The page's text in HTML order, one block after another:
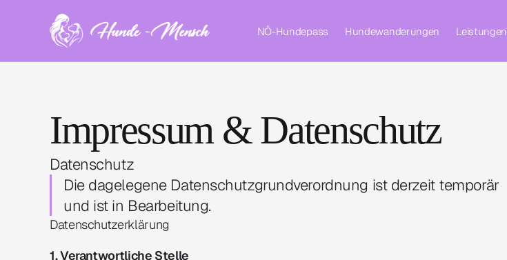
NÖ-Hundepass Hundewanderungen Leistungen
Impressum & Datenschutz
Datenschutz
Die dagelegene Datenschutzgrundverordnung ist derzeit temporär
und ist in Bearbeitung.
Datenschutzerklärung
1. Verantwortliche Stelle